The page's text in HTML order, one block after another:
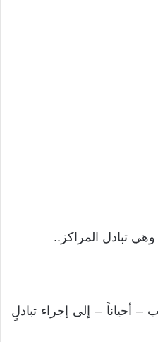
وهي تبادل المراكز..
– أحياناً – إلى إجراء تبادلٍ